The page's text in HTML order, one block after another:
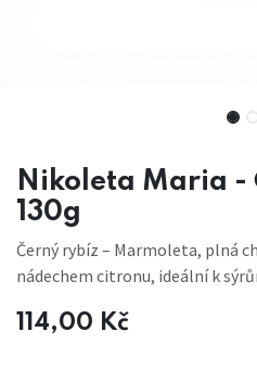
Nikoleta Maria -
130g
Černý rybíz – Marmoleta, plná
nádechem citronu, ideální k
114,00 Kč